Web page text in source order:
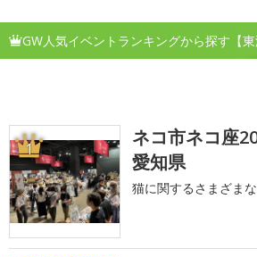
GW人気イベントランキングから探す【東
1
ネコ市ネコ座
愛知県
猫に関するさまざま